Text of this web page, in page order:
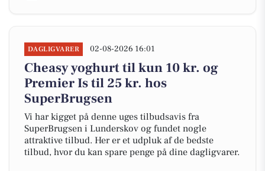
DAGLIGVARER 02-08-2026 16:01
Cheasy yoghurt til kun 10 kr. og
Premier Is til 25 kr. hos
SuperBrugsen
Vi har kigget på denne uges tilbudsavis fra
SuperBrugsen i Lunderskov og fundet nogle
attraktive tilbud. Her er et udpluk af de bedste
tilbud, hvor du kan spare penge på dine dagligvarer.